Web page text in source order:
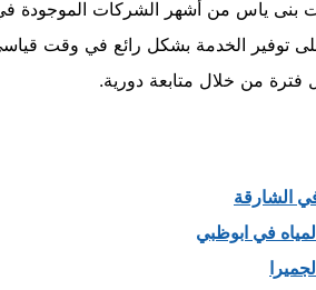
ياس من أشهر الشركات الموجودة في
توفير الخدمة بشكل رائع في وقت
من خلال متابعة دورية.
الشارقة
في ابوظبي